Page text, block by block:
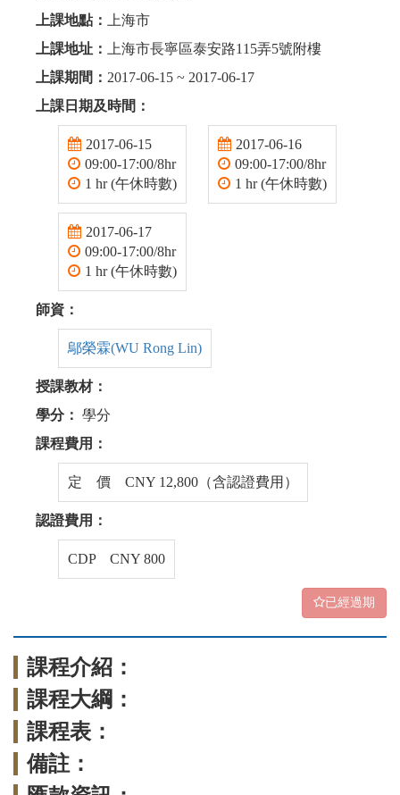
上課地點：
上海市
上課地址：
上海市長寧區泰安路115弄5號附樓
上課期間： 2017-06-15 ~ 2017-06-17
上課日期及時間：
2017-06-15
09:00-17:00/8hr
1 hr (午休時數)
2017-06-16
09:00-17:00/8hr
1 hr (午休時數)
2017-06-17
09:00-17:00/8hr
1 hr (午休時數)
師資：
鄔榮霖(WU Rong Lin)
授課教材：
學分： 學分
課程費用：
定 價 CNY 12,800（含認證費用）
認證費用：
CDP CNY 800
已經過期
課程介紹：
課程大綱：
課程表：
備註：